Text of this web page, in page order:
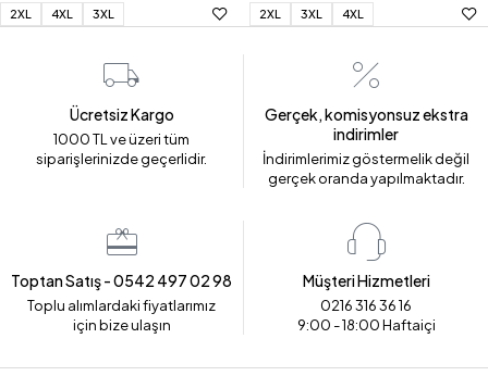
2XL 4XL 3XL 2XL 3XL 4XL
Ücretsiz Kargo
1000 TL ve üzeri tüm
siparişlerinizde geçerlidir.
Gerçek, komisyonsuz ekstra
indirimler
İndirimlerimiz göstermelik değil
gerçek oranda yapılmaktadır.
Toptan Satış - 0542 497 02 98
Toplu alımlardaki fiyatlarımız
için bize ulaşın
Müşteri Hizmetleri
0216 316 36 16
9:00 - 18:00 Haftaiçi